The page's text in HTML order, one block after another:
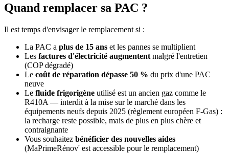
Quand remplacer sa PAC ?
Il est temps d'envisager le remplacement si :
La PAC a plus de 15 ans et les pannes se multiplient
Les factures d'électricité augmentent malgré l'entretien
(COP dégradé)
Le coût de réparation dépasse 50 % du prix d'une PAC
neuve
Le fluide frigorigène utilisé est un ancien gaz comme le
R410A — interdit à la mise sur le marché dans les
équipements neufs depuis 2025 (règlement européen F-Gas) :
la recharge reste possible, mais de plus en plus chère et
contraignante
Vous souhaitez bénéficier des nouvelles aides
(MaPrimeRénov' est accessible pour le remplacement)